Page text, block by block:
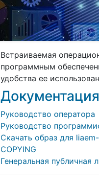
Встраиваемая
программным
удобства ее
Руководство оператора
Руководство
Скачать образ для
COPYING
Генеральная публичная